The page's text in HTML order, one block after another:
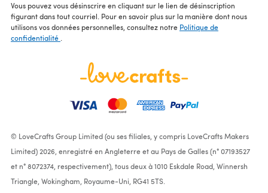
Vous pouvez vous désinscrire en cliquant sur le lien de désinscription
figurant dans tout courriel. Pour en savoir plus sur la manière dont nous
utilisons vos données personnelles, consultez notre Politique de
confidentialité
© LoveCrafts Group Limited (ou ses filiales, y compris LoveCrafts Makers
Limited) 2026, enregistré en Angleterre et au Pays de Galles (n° 07193527
et n° 8072374, respectivement), tous deux à 1010 Eskdale Road, Winnersh
Triangle, Wokingham, Royaume-Uni, RG41 5TS.